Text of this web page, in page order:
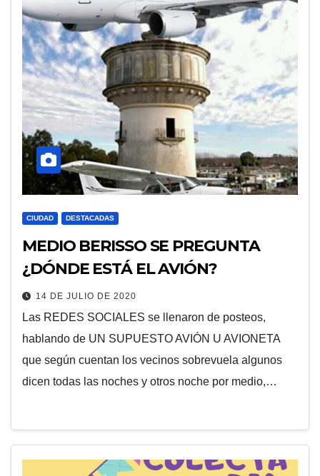
CIUDAD DESTACADAS
MEDIO BERISSO SE PREGUNTA
¿DÓNDE ESTÁ EL AVIÓN?
14 DE JULIO DE 2020
Las REDES SOCIALES se llenaron de posteos,
hablando de UN SUPUESTO AVIÓN U AVIONETA
que según cuentan los vecinos sobrevuela algunos
dicen todas las noches y otros noche por medio,…